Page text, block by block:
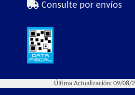
Consulte por envíos
Última Actualización: 09/08/